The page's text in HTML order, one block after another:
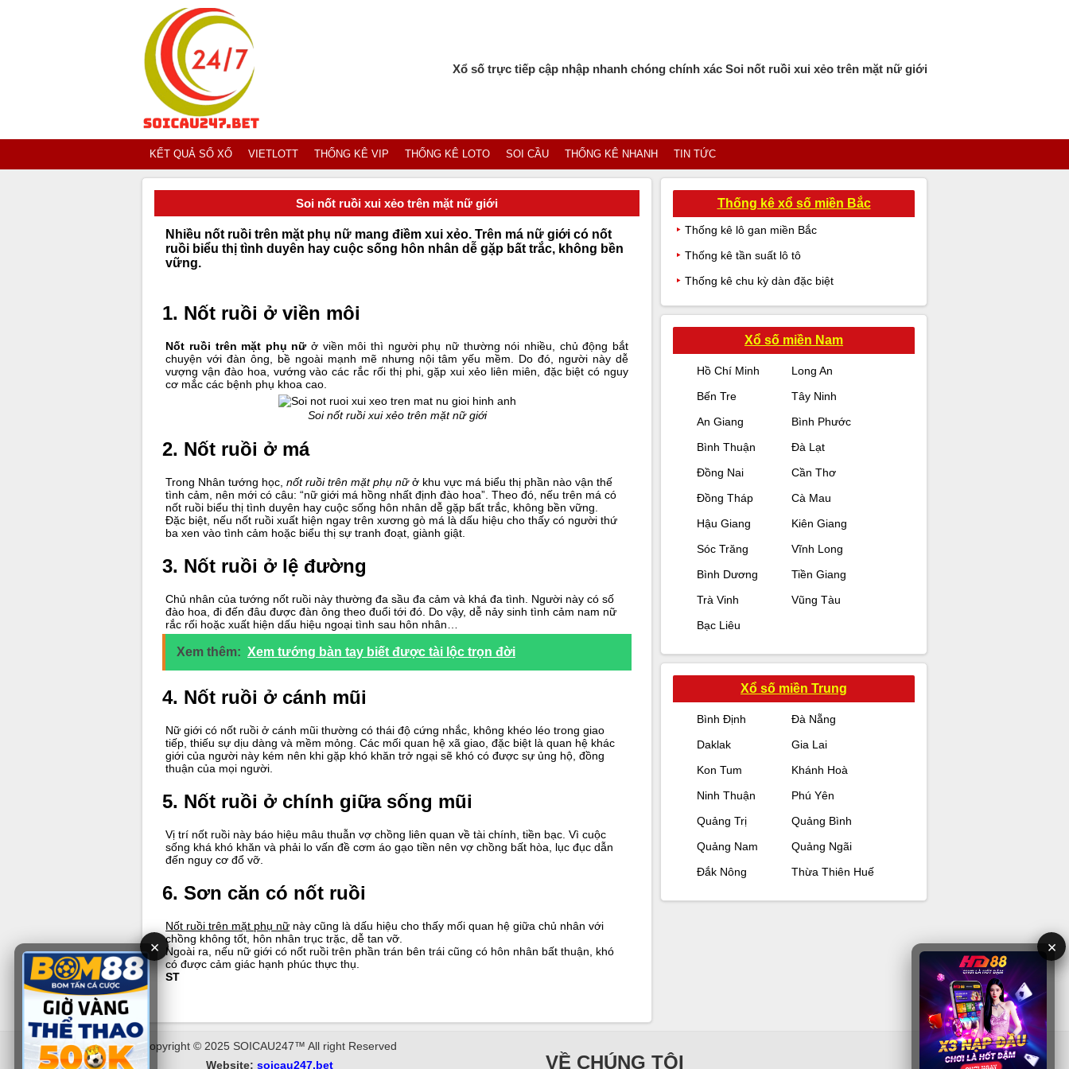
Xổ số trực tiếp cập nhập nhanh chóng chính xác Soi nốt ruồi xui xẻo trên mặt nữ giới
KẾT QUẢ SỔ XỐ VIETLOTT THỐNG KÊ VIP THỐNG KÊ LOTO SOI CẦU THỐNG KÊ NHANH TIN TỨC
Soi nốt ruồi xui xẻo trên mặt nữ giới
Nhiều nốt ruồi trên mặt phụ nữ mang điềm xui xẻo. Trên má nữ giới có nốt
ruồi biểu thị tình duyên hay cuộc sống hôn nhân dễ gặp bất trắc, không bền
vững.
1. Nốt ruồi ở viền môi
Nốt ruồi trên mặt phụ nữở viền môi thì người phụ nữ thường nói nhiều, chủ động bắt
chuyện với đàn ông, bề ngoài mạnh mẽ nhưng nội tâm yếu mềm. Do đó, người này dễ
vượng vận đào hoa, vướng vào các rắc rối thị phi, gặp xui xẻo liên miên, đặc biệt có nguy
cơ mắc các bệnh phụ khoa cao.
Soi nốt ruồi xui xẻo trên mặt nữ giới
2. Nốt ruồi ở má
Trong Nhân tướng học,nốt ruồi trên mặt phụ nữở khu vực má biểu thị phần nào vận thế
tình cảm, nên mới có câu: “nữ giới má hồng nhất định đào hoa”. Theo đó, nếu trên má có
nốt ruồi biểu thị tình duyên hay cuộc sống hôn nhân dễ gặp bất trắc, không bền vững.
Đặc biệt, nếu nốt ruồi xuất hiện ngay trên xương gò má là dấu hiệu cho thấy có người thứ
ba xen vào tình cảm hoặc biểu thị sự tranh đoạt, giành giật.
3. Nốt ruồi ở lệ đường
Chủ nhân của tướng nốt ruồi này thường đa sầu đa cảm và khá đa tình. Người này có số
đào hoa, đi đến đâu được đàn ông theo đuổi tới đó. Do vậy, dễ nảy sinh tình cảm nam nữ
rắc rối hoặc xuất hiện dấu hiệu ngoại tình sau hôn nhân…
Xem thêm: Xem tướng bàn tay biết được tài lộc trọn đời
4. Nốt ruồi ở cánh mũi
Nữ giới có nốt ruồi ở cánh mũi thường có thái độ cứng nhắc, không khéo léo trong giao
tiếp, thiếu sự dịu dàng và mềm mỏng. Các mối quan hệ xã giao, đặc biệt là quan hệ khác
giới của người này kém nên khi gặp khó khăn trở ngại sẽ khó có được sự ủng hộ, đồng
thuận của mọi người.
5. Nốt ruồi ở chính giữa sống mũi
Vị trí nốt ruồi này báo hiệu mâu thuẫn vợ chồng liên quan về tài chính, tiền bạc. Vì cuộc
sống khá khó khăn và phải lo vấn đề cơm áo gạo tiền nên vợ chồng bất hòa, lục đục dẫn
đến nguy cơ đổ vỡ.
6. Sơn căn có nốt ruồi
Nốt ruồi trên mặt phụ nữ này cũng là dấu hiệu cho thấy mối quan hệ giữa chủ nhân với
chồng không tốt, hôn nhân trục trặc, dễ tan vỡ.
Ngoài ra, nếu nữ giới có nốt ruồi trên phần trán bên trái cũng có hôn nhân bất thuận, khó
có được cảm giác hạnh phúc thực thụ.
ST
Thống kê xổ số miền Bắc
Thống kê lô gan miền Bắc
Thống kê tần suất lô tô
Thống kê chu kỳ dàn đặc biệt
Xổ số miền Nam
Hồ Chí Minh
Long An
Bến Tre
Tây Ninh
An Giang
Bình Phước
Bình Thuận
Đà Lạt
Đồng Nai
Cần Thơ
Đồng Tháp
Cà Mau
Hậu Giang
Kiên Giang
Sóc Trăng
Vĩnh Long
Bình Dương
Tiền Giang
Trà Vinh
Vũng Tàu
Bạc Liêu
Xổ số miền Trung
Bình Định
Đà Nẵng
Daklak
Gia Lai
Kon Tum
Khánh Hoà
Ninh Thuận
Phú Yên
Quảng Trị
Quảng Bình
Quảng Nam
Quảng Ngãi
Đắk Nông
Thừa Thiên Huế
Copyright © 2025 SOICAU247™ All right Reserved
Website: soicau247.bet VỀ CHÚNG TÔI
× ×